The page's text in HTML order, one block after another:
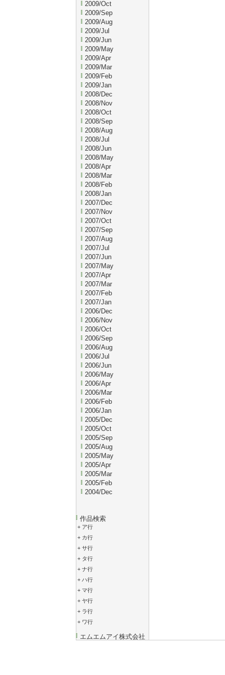
2009/Oct
2009/Sep
2009/Aug
2009/Jul
2009/Jun
2009/May
2009/Apr
2009/Mar
2009/Feb
2009/Jan
2008/Dec
2008/Nov
2008/Oct
2008/Sep
2008/Aug
2008/Jul
2008/Jun
2008/May
2008/Apr
2008/Mar
2008/Feb
2008/Jan
2007/Dec
2007/Nov
2007/Oct
2007/Sep
2007/Aug
2007/Jul
2007/Jun
2007/May
2007/Apr
2007/Mar
2007/Feb
2007/Jan
2006/Dec
2006/Nov
2006/Oct
2006/Sep
2006/Aug
2006/Jul
2006/Jun
2006/May
2006/Apr
2006/Mar
2006/Feb
2006/Jan
2005/Dec
2005/Oct
2005/Sep
2005/Aug
2005/May
2005/Apr
2005/Mar
2005/Feb
2004/Dec
作品検索
+ ア行
+ カ行
+ サ行
+ タ行
+ ナ行
+ ハ行
+ マ行
+ ヤ行
+ ラ行
+ ワ行
エムエムアイ株式会社